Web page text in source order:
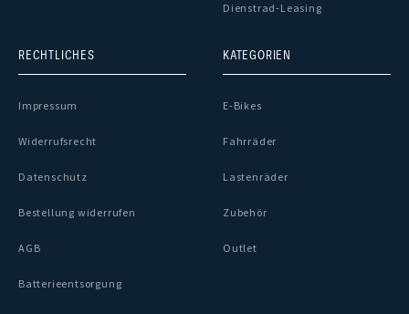
Dienstrad-Leasing
RECHTLICHES
Impressum
Widerrufsrecht
Datenschutz
Bestellung widerrufen
AGB
Batterieentsorgung
KATEGORIEN
E-Bikes
Fahrräder
Lastenräder
Zubehör
Outlet